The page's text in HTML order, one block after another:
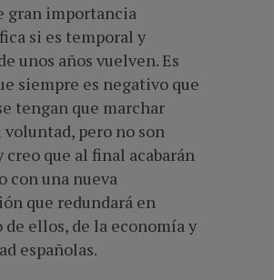
gran importancia
si es temporal y
unos años vuelven. Es
siempre es negativo que
tengan que marchar
voluntad, pero no son
creo que al final acabarán
con una nueva
que redundará en
ellos, de la economía y
españolas.